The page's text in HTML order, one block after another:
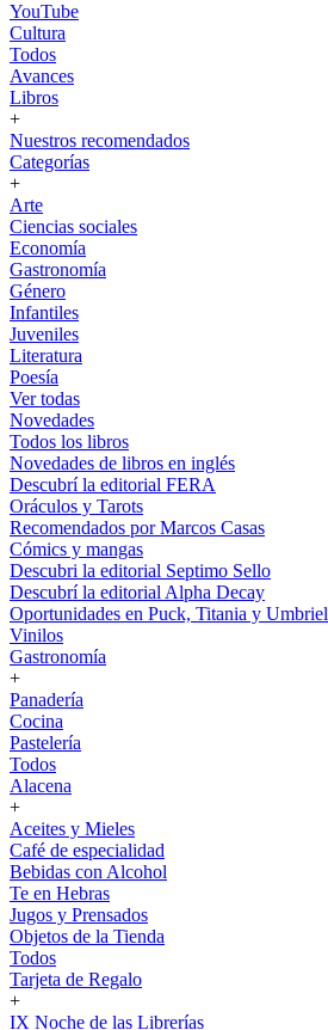
YouTube
Cultura
Todos
Avances
Libros
+
Nuestros recomendados
Categorías
+
Arte
Ciencias sociales
Economía
Gastronomía
Género
Infantiles
Juveniles
Literatura
Poesía
Ver todas
Novedades
Todos los libros
Novedades de libros en inglés
Descubrí la editorial FERA
Oráculos y Tarots
Recomendados por Marcos Casas
Cómics y mangas
Descubri la editorial Septimo Sello
Descubrí la editorial Alpha Decay
Oportunidades en Puck, Titania y Umbriel
Vinilos
Gastronomía
+
Panadería
Cocina
Pastelería
Todos
Alacena
+
Aceites y Mieles
Café de especialidad
Bebidas con Alcohol
Te en Hebras
Jugos y Prensados
Objetos de la Tienda
Todos
Tarjeta de Regalo
+
IX Noche de las Librerías